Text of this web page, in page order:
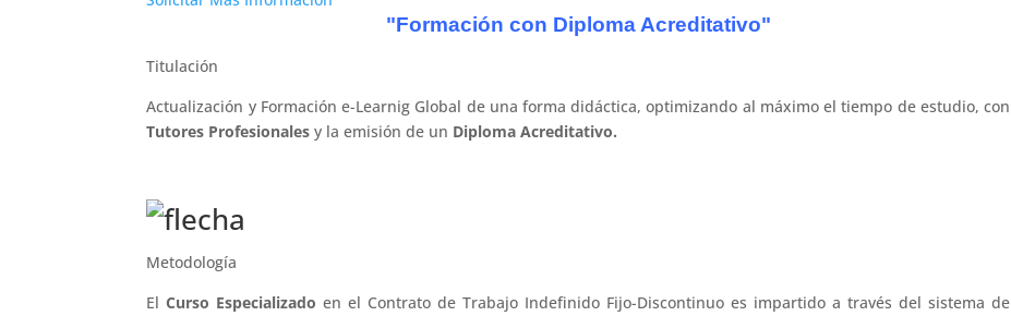
"Formación con Diploma Acreditativo"
Titulación
Actualización y Formación e-Learnig Global de una forma didáctica, optimizando al máximo el tiempo de estudio, con
Tutores Profesionales y la emisión de un Diploma Acreditativo.
Metodología
ElCurso Especializadoen el Contrato de Trabajo Indefinido Fijo-Discontinuo es impartido a través del sistema de